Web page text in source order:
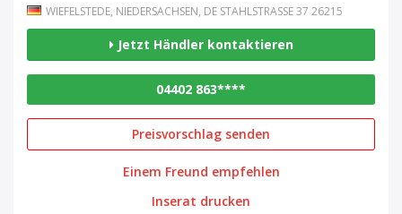
WIEFELSTEDE, NIEDERSACHSEN, DE STAHLSTRASSE 37 26215
Jetzt Händler kontaktieren
04402 863****
Preisvorschlag senden
Einem Freund empfehlen
Inserat drucken